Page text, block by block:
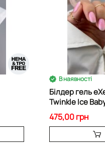
В наявності
Білдер гель
Twinkle Ice
475,00 грн